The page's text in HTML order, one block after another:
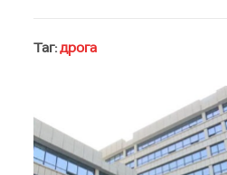
Таг:дрога